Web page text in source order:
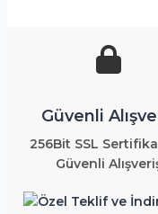
Güvenli
256Bit SSL
Güvenli